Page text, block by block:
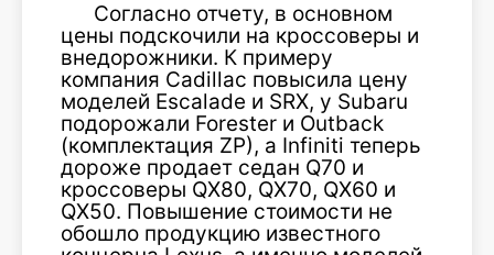
Согласно отчету, в основном
цены подскочили на кроссоверы и
внедорожники. К примеру
компания Cadillac повысила цену
моделей Escalade и SRX, у Subaru
подорожали Forester и Outback
(комплектация ZP), а Infiniti теперь
дороже продает седан Q70 и
кроссоверы QX80, QX70, QX60 и
QX50. Повышение стоимости не
обошло продукцию известного